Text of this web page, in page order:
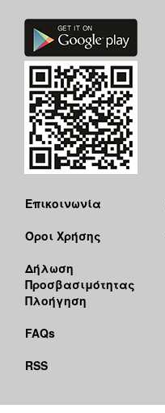
Επικοινωνία
Όροι Χρήσης
Δήλωση
Προσβασιμότητας
Πλοήγηση
FAQs
RSS